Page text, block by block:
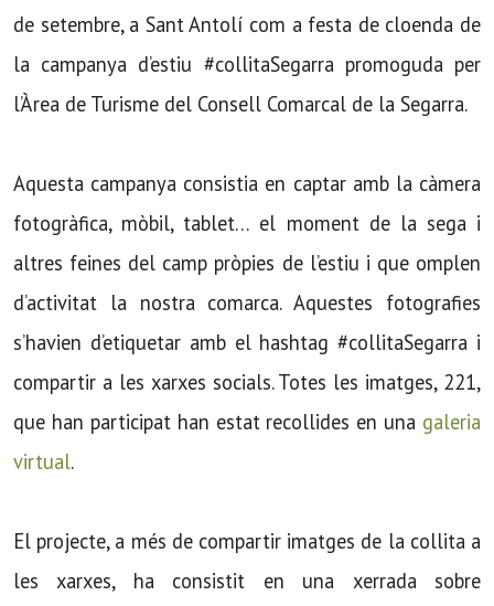
de setembre, a Sant Antolí com a festa de cloenda de
la campanya d’estiu #collitaSegarra promoguda per
l’Àrea de Turisme del Consell Comarcal de la Segarra.
Aquesta campanya consistia en captar amb la càmera
fotogràfica, mòbil, tablet… el moment de la sega i
altres feines del camp pròpies de l’estiu i que omplen
d’activitat la nostra comarca. Aquestes fotografies
s’havien d’etiquetar amb el hashtag #collitaSegarra i
compartir a les xarxes socials. Totes les imatges, 221,
que han participat han estat recollides en una galeria
virtual.
El projecte, a més de compartir imatges de la collita a
les xarxes, ha consistit en una xerrada sobre